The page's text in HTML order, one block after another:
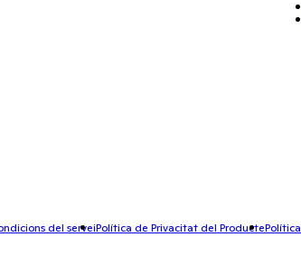
del serveiPolítica de Privacitat del Producte